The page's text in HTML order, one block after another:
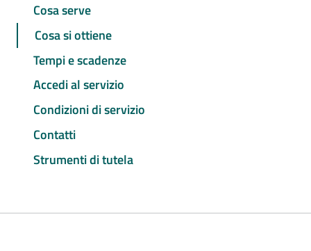
Cosa serve
Cosa si ottiene
Tempi e scadenze
Accedi al servizio
Condizioni di servizio
Contatti
Strumenti di tutela